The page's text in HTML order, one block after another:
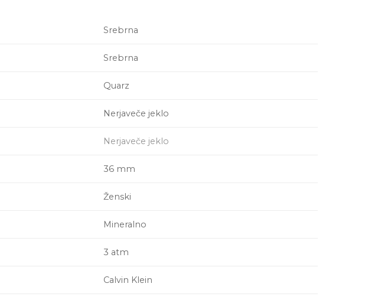
Srebrna
Srebrna
Quarz
Nerjaveče jeklo
Nerjaveče jeklo
36 mm
Ženski
Mineralno
3 atm
Calvin Klein